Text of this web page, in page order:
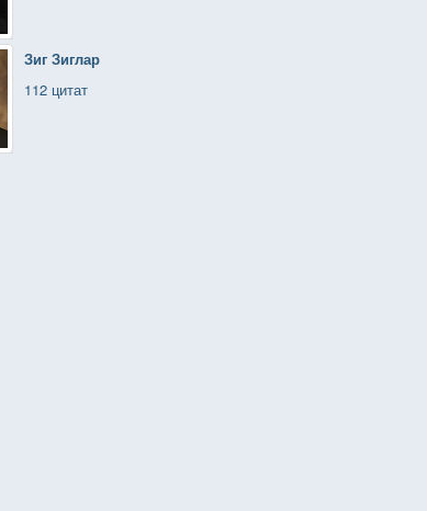
Зиг Зиглар
112 цитат